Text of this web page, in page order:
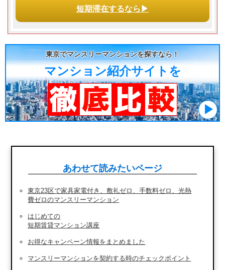
短期滞在するなら▶
東京でマンスリーマンションを探すなら！
マンション紹介サイトを
あわせて読みたいページ
東京23区で家具家電付き、敷礼ゼロ、手数料ゼロ、光熱
費ゼロのマンスリーマンション
はじめての
短期賃貸マンション講座
お得なキャンペーン情報をまとめました
マンスリーマンションを契約する時のチェックポイント